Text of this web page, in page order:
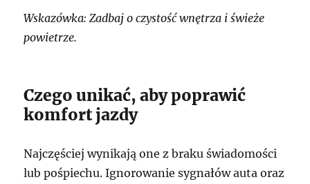
Wskazówka: Zadbaj o czystość wnętrza i świeże
powietrze.
Czego unikać, aby poprawić
komfort jazdy
Najczęściej wynikają one z braku świadomości
lub pośpiechu. Ignorowanie sygnałów auta oraz